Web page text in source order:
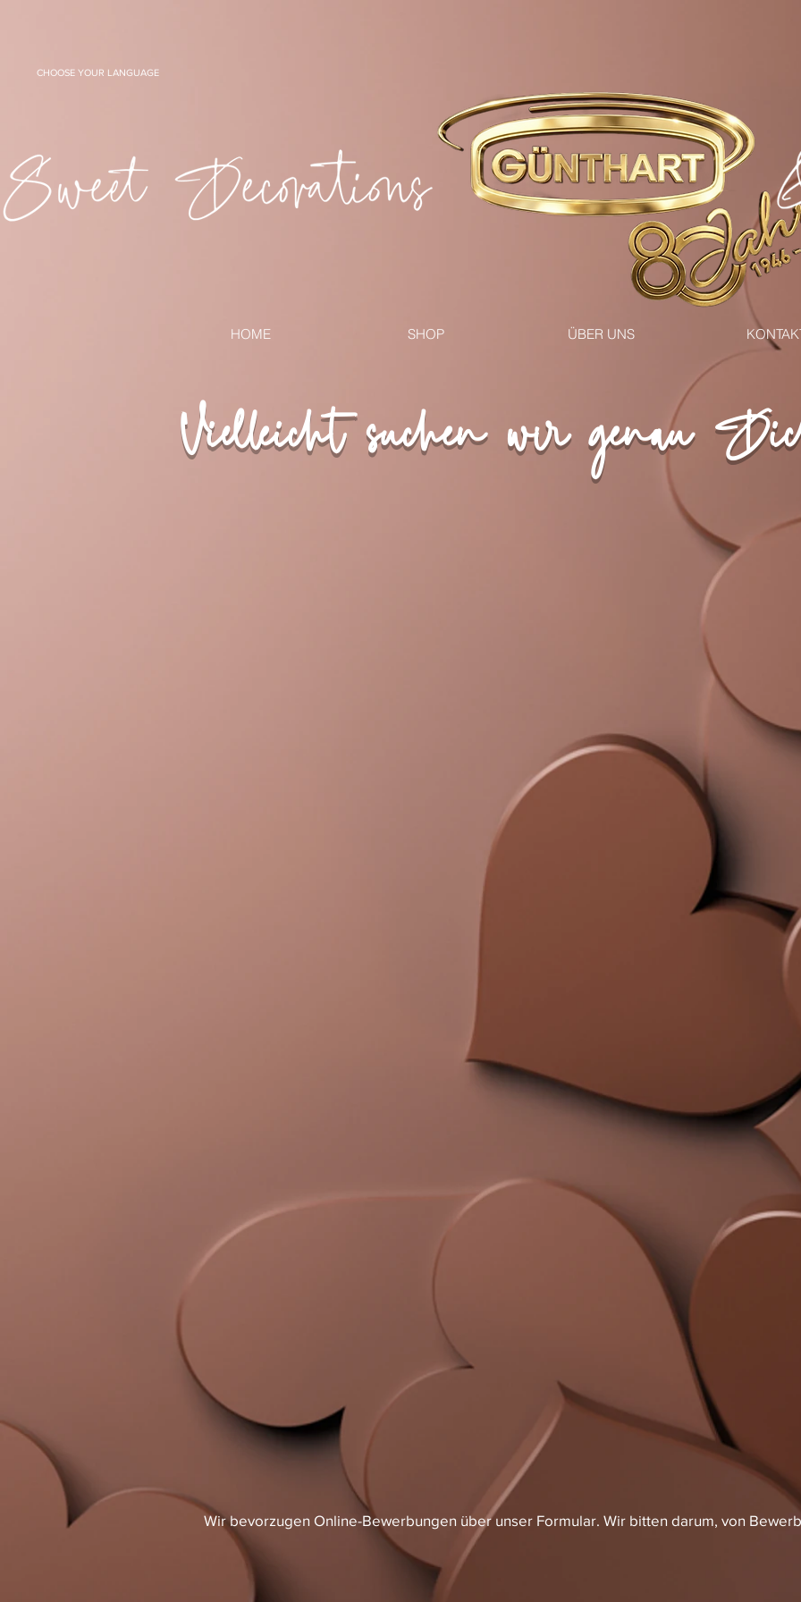
CHOOSE YOUR LANGUAGE
HOME SHOP ÜBER UNS
Vielleicht suchen wir genau
Wir bevorzugen Online-Bewerbungen über unser Formular. Wir bitten darum, von